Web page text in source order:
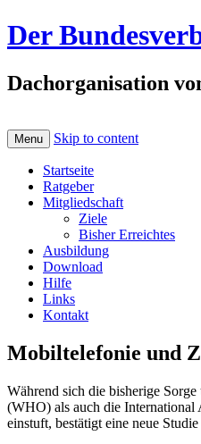
Der
Dachorganisation
Menu Skip to content
Startseite
Ratgeber
Mitgliedschaft
Ziele
Bisher Erreichtes
Ausbildung
Download
Hilfe
Links
Kontakt
Mobiltelefonie und
Während sich die bisherige
(WHO) als auch die International
einstuft, bestätigt eine neue